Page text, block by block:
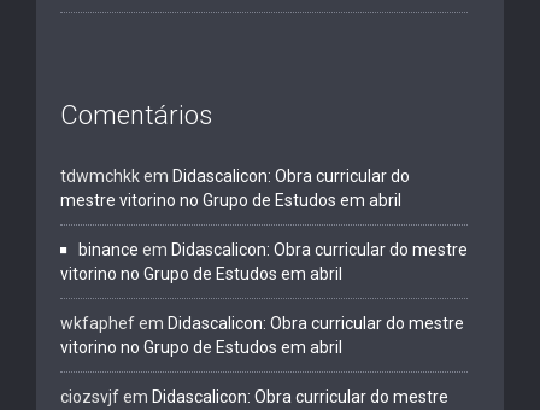
Comentários
tdwmchkkem Didascalicon: Obra curricular do
mestre vitorino no Grupo de Estudos em abril
binance em Didascalicon: Obra curricular do mestre
vitorino no Grupo de Estudos em abril
wkfaphefem Didascalicon: Obra curricular do mestre
vitorino no Grupo de Estudos em abril
ciozsvjfem Didascalicon: Obra curricular do mestre